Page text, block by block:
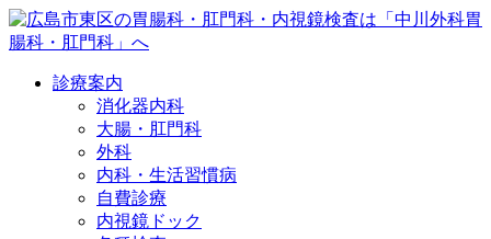
診療案内
消化器内科
大腸・肛門科
外科
内科・生活習慣病
自費診療
内視鏡ドック